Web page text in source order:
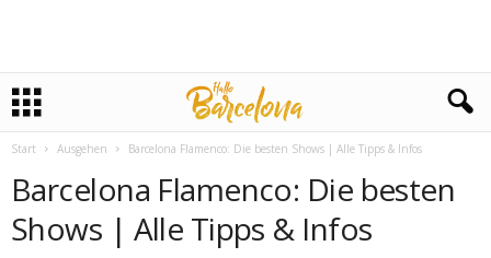
Start Ausgehen Barcelona Flamenco: Die besten Shows | Alle Tipps & Infos
Barcelona Flamenco: Die besten
Shows | Alle Tipps & Infos